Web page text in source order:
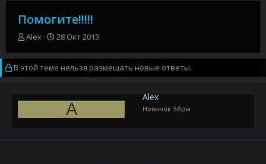
Помогите!!!!!
А
т
о
р
е
Alex
Д
т
а
н
ч
28 Окт 2013
В этой теме нельзя размещать новые ответы.
A
Alex
Новичок Эйры